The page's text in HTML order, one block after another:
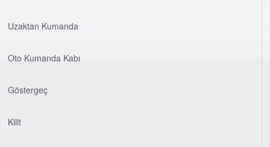
Uzaktan Kumanda
Oto Kumanda Kabı
Göstergeç
Kilit